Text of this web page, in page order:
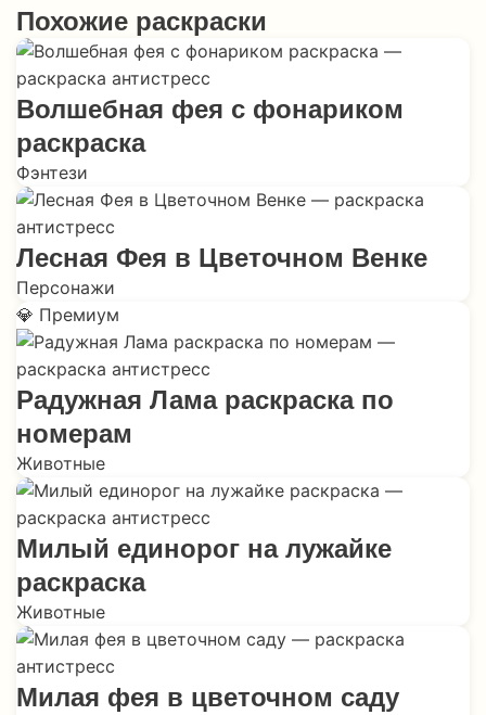
Похожие раскраски
Волшебная фея с фонариком
раскраска
Фэнтези
Лесная Фея в Цветочном Венке
Персонажи
💎 Премиум
Радужная Лама раскраска по
номерам
Животные
Милый единорог на лужайке
раскраска
Животные
Милая фея в цветочном саду